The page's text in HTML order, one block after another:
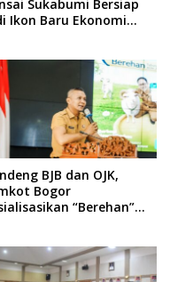
Sukabumi Bersiap
Ikon Baru Ekonomi
BJB dan OJK,
Bogor
“Berehan”